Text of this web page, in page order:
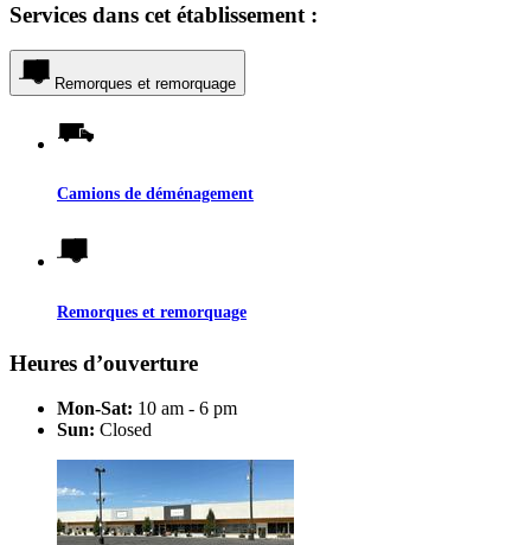
Services dans cet établissement :
Remorques et remorquage
Camions de déménagement
Remorques et remorquage
Heures d’ouverture
Mon-Sat: 10 am - 6 pm
Sun: Closed